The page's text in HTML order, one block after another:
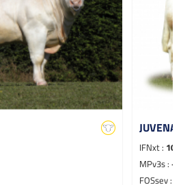
JUVENAS
IFNxt : 103
MPv3s :-
FOSsev :